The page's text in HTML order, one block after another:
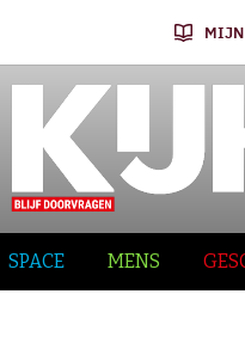
SPACE MENS